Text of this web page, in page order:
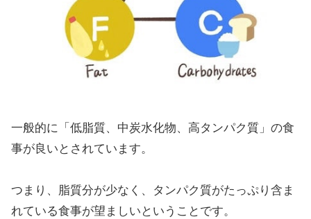
一般的に「低脂質、中炭水化物、高タンパク質」の食
事が良いとされています。
つまり、脂質分が少なく、タンパク質がたっぷり含ま
れている食事が望ましいということです。